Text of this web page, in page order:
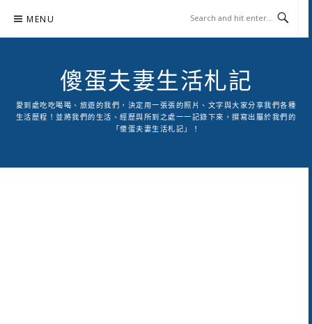
content
MENU
傻蛋夫妻生活札記
愛到處吃吃喝喝、旅遊的我們，決定用一張張的照片、文字與大家分享我們各種
生活歷程！並將我們的生活、經歷與所到之處一一記錄下來，撰寫出屬於我們的
「傻蛋夫妻生活札記」！